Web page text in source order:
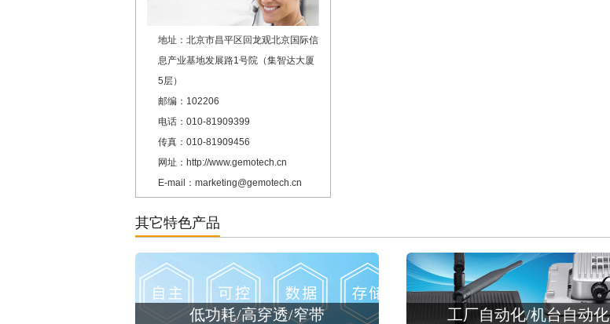
地址：北京市昌平区回龙观北京国际信
息产业基地发展路1号院（集智达大厦
5层）
邮编：102206
电话：010-81909399
传真：010-81909456
网址：http://www.gemotech.cn
E-mail：marketing@gemotech.cn
其它特色产品
低功耗/高穿透/窄带 工厂自动化/机台自动化